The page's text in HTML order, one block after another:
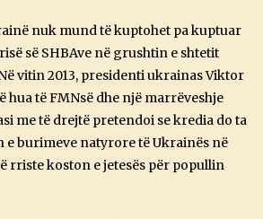
nuk mund të kuptohet pa kuptuar
së SHBAve në grushtin e shtetit
vitin 2013, presidenti ukrainas Viktor
hua të FMNsë dhe një marrëveshje
me të drejtë pretendoi se kredia do ta
burimeve natyrore të Ukrainës në
rriste koston e jetesës për popullin